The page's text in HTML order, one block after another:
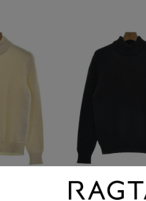
TOM FORD
ニット・セーター